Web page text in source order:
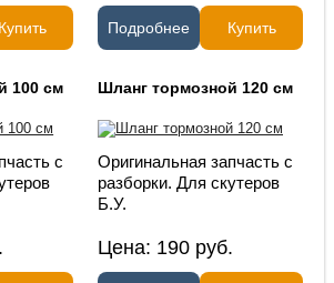
Купить Подробнее Купить
100 см
с
Шланг тормозной 120 см
Оригинальная запчасть с
разборки. Для скутеров
Б.У.
Цена: 190 руб.